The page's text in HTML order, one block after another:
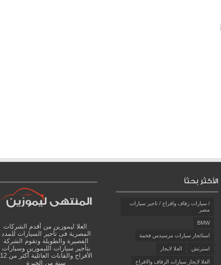
الأكثر بحثاً
/ سيارات زفاف وافراح / تاجير سيارات
مصر
BMW
استائجار سيارات مرسيدس فخمة
استرتش العلا لايجار
العلا لايجار سيارات الزفاف والافراح
العلا ليموزين من أقدم الشركات
المصرية فى تأجير السيارات للمدد
الفصيرة والطويلة وتقوم الشركة
بتأجير سيارات الليموزين وسيارات
الأفراح والفانات العائلية أكثر من 12
سنة من الخبرة